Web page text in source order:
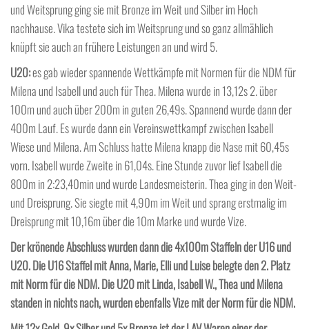
und Weitsprung ging sie mit Bronze im Weit und Silber im Hoch
nachhause. Vika testete sich im Weitsprung und so ganz allmählich
knüpft sie auch an frühere Leistungen an und wird 5.
U20:es gab wieder spannende Wettkämpfe mit Normen für die NDM für
Milena und Isabell und auch für Thea. Milena wurde in 13,12s 2. über
100m und auch über 200m in guten 26,49s. Spannend wurde dann der
400m Lauf. Es wurde dann ein Vereinswettkampf zwischen Isabell
Wiese und Milena. Am Schluss hatte Milena knapp die Nase mit 60,45s
vorn. Isabell wurde Zweite in 61,04s. Eine Stunde zuvor lief Isabell die
800m in 2:23,40min und wurde Landesmeisterin. Thea ging in den Weit-
und Dreisprung. Sie siegte mit 4,90m im Weit und sprang erstmalig im
Dreisprung mit 10,16m über die 10m Marke und wurde Vize.
Der krönende Abschluss wurden dann die 4x100m Staffeln der U16 und
U20. Die U16 Staffel mit Anna, Marie, Elli und Luise belegte den 2. Platz
mit Norm für die NDM. Die U20 mit Linda, Isabell W., Thea und Milena
standen in nichts nach, wurden ebenfalls Vize mit der Norm für die NDM.